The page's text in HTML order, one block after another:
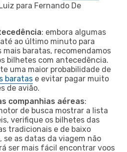
para Fernando De
: embora algumas
ao último minuto para
baratas, recomendamos
bilhetes com antecedência.
uma maior probabilidade de
baratas e evitar pagar muito
de avião.
companhias aéreas:
de busca mostrar a lista
verifique os bilhetes das
tradicionais e de baixo
se as datas da viagem não
ser mais fácil encontrar voos